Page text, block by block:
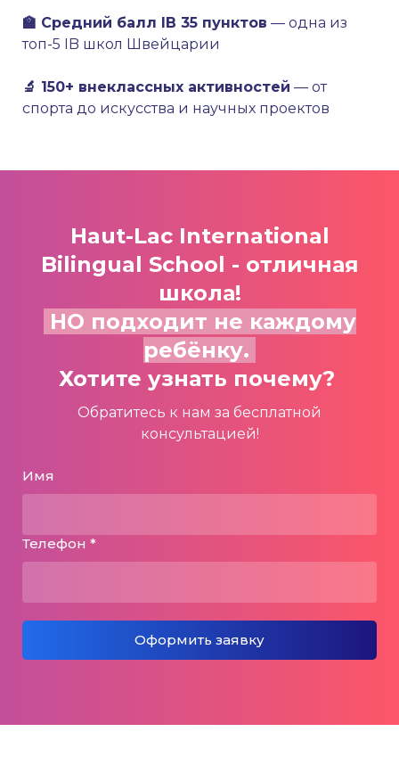
🏫 Средний балл IB 35 пунктов — одна из
топ-5 IB школ Швейцарии
🔬 150+ внеклассных активностей — от
спорта до искусства и научных проектов
Haut-Lac International
Bilingual School - отличная
школа!
НО подходит не каждому
ребёнку.
Хотите узнать почему?
Обратитесь к нам за бесплатной
консультацией!
Имя
Телефон *
Оформить заявку